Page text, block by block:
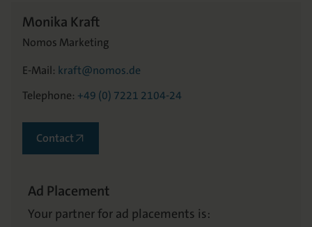
Monika Kraft
Nomos Marketing
E-Mail: kraft@nomos.de
Telephone: +49 (0) 7221 2104-24
Contact
Ad Placement
Your partner for ad placements is: